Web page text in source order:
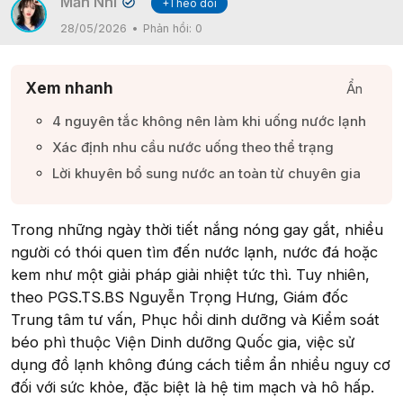
✔
+Theo dõi
28/05/2026
Phản hồi: 0
Xem nhanh
Ẩn
4 nguyên tắc không nên làm khi uống nước lạnh​
Xác định nhu cầu nước uống theo thể trạng​
Lời khuyên bổ sung nước an toàn từ chuyên gia​
Trong những ngày thời tiết nắng nóng gay gắt, nhiều
người có thói quen tìm đến nước lạnh, nước đá hoặc
kem như một giải pháp giải nhiệt tức thì. Tuy nhiên,
theo PGS.TS.BS Nguyễn Trọng Hưng, Giám đốc
Trung tâm tư vấn, Phục hồi dinh dưỡng và Kiểm soát
béo phì thuộc Viện Dinh dưỡng Quốc gia, việc sử
dụng đồ lạnh không đúng cách tiềm ẩn nhiều nguy cơ
đối với sức khỏe, đặc biệt là hệ tim mạch và hô hấp.